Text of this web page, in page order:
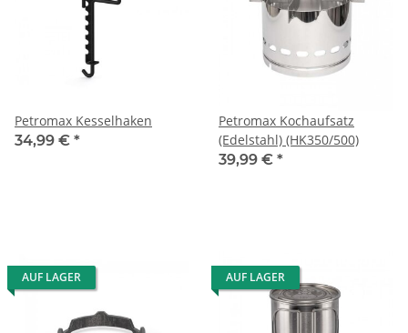
Petromax Kesselhaken
34,99 € *
Petromax Kochaufsatz
(Edelstahl) (HK350/500)
39,99 € *
AUF LAGER AUF LAGER